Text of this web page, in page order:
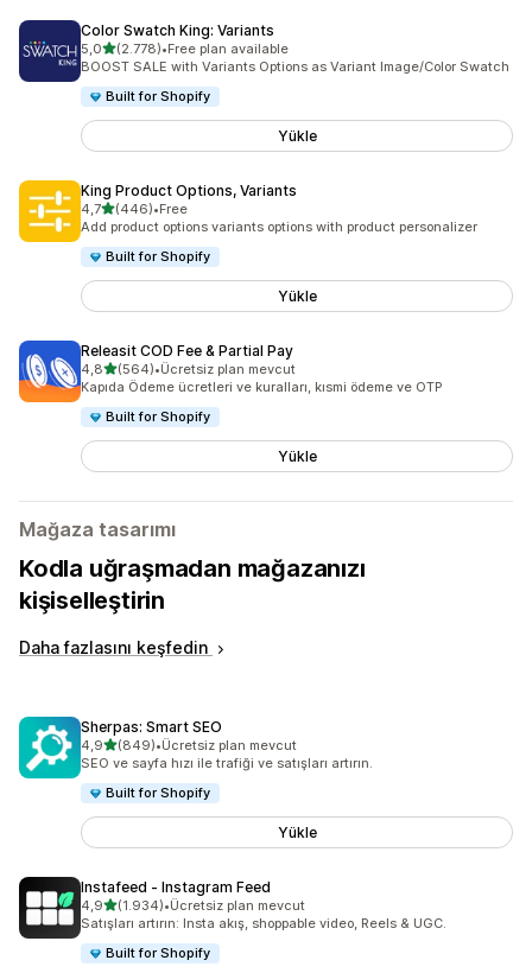
Color Swatch King: Variants
5,05 yıldız üzerinden
(2.778)
toplam 2778 değerlendirme
•Free plan available
BOOST SALE with Variants Options as Variant Image/Color Swatch
Built for Shopify
Yükle
King Product Options, Variants
4,75 yıldız üzerinden
(446)
toplam 446 değerlendirme
•Free
Add product options variants options with product personalizer
Built for Shopify
Yükle
Releasit COD Fee & Partial Pay
4,85 yıldız üzerinden
(564)
toplam 564 değerlendirme
•Ücretsiz plan mevcut
Kapıda Ödeme ücretleri ve kuralları, kısmi ödeme ve OTP
Built for Shopify
Yükle
Mağaza tasarımı
Kodla uğraşmadan mağazanızı
kişiselleştirin
Daha fazlasını keşfedin
Sherpas: Smart SEO
4,95 yıldız üzerinden
(849)
toplam 849 değerlendirme
•Ücretsiz plan mevcut
SEO ve sayfa hızı ile trafiği ve satışları artırın.
Built for Shopify
Yükle
Instafeed ‑ Instagram Feed
4,95 yıldız üzerinden
(1.934)
toplam 1934 değerlendirme
•Ücretsiz plan mevcut
Satışları artırın: Insta akış, shoppable video, Reels & UGC.
Built for Shopify